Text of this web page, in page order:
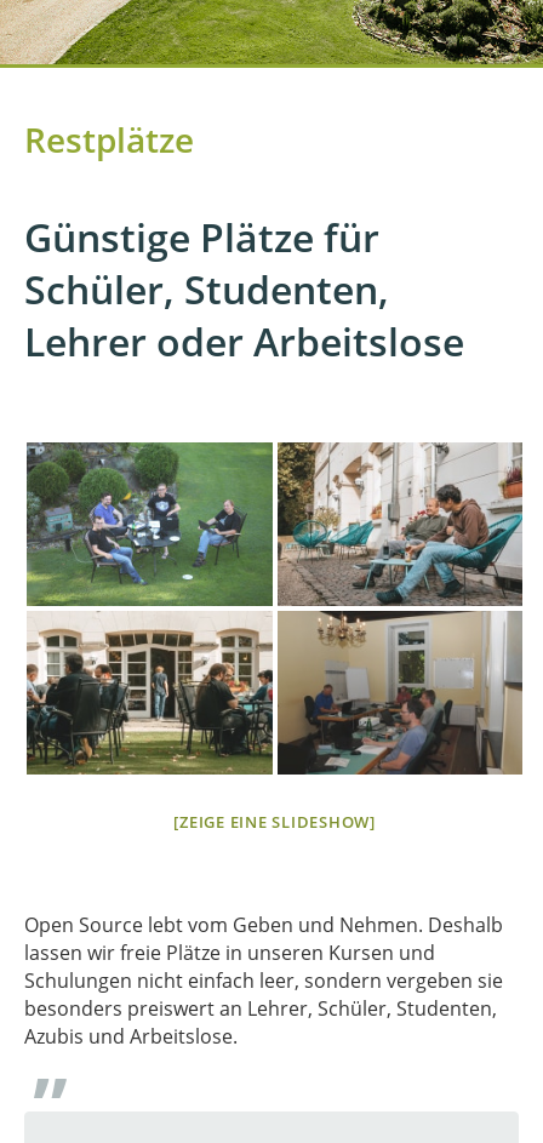
Restplätze
Günstige Plätze für
Schüler, Studenten,
Lehrer oder Arbeitslose
[ZEIGE EINE SLIDESHOW]
Open Source lebt vom Geben und Nehmen. Deshalb
lassen wir freie Plätze in unseren Kursen und
Schulungen nicht einfach leer, sondern vergeben sie
besonders preiswert an Lehrer, Schüler, Studenten,
Azubis und Arbeitslose.